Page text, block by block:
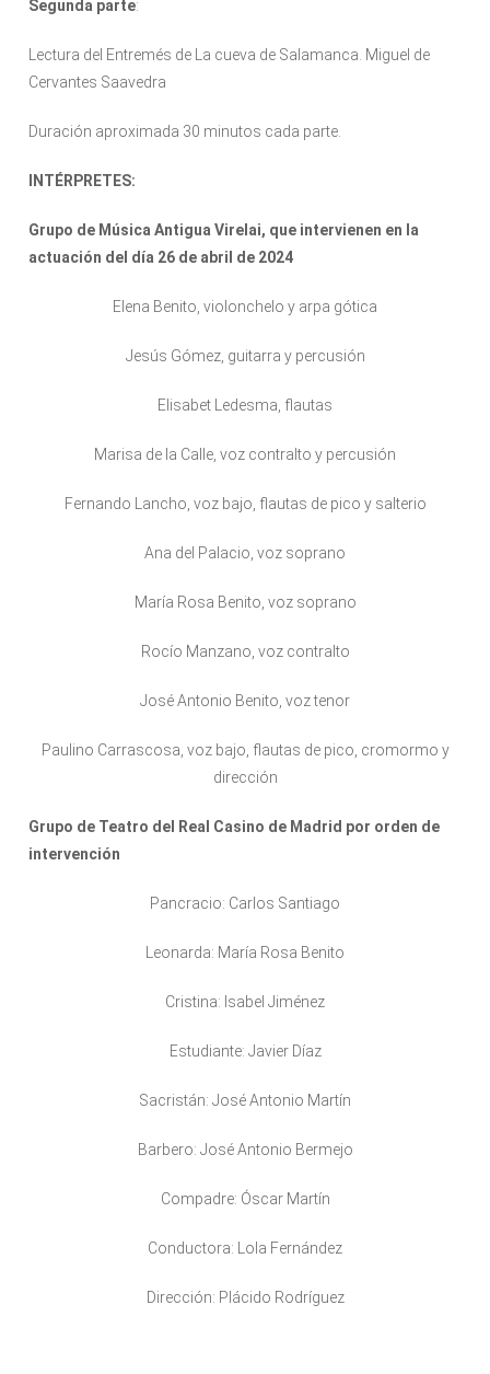
Segunda parte:
Lectura del Entremés de La cueva de Salamanca. Miguel de
Cervantes Saavedra
Duración aproximada 30 minutos cada parte.
INTÉRPRETES:
Grupo de Música Antigua Virelai, que intervienen en la
actuación del día 26 de abril de 2024
Elena Benito, violonchelo y arpa gótica
Jesús Gómez, guitarra y percusión
Elisabet Ledesma, flautas
Marisa de la Calle, voz contralto y percusión
Fernando Lancho, voz bajo, flautas de pico y salterio
Ana del Palacio, voz soprano
María Rosa Benito, voz soprano
Rocío Manzano, voz contralto
José Antonio Benito, voz tenor
Paulino Carrascosa, voz bajo, flautas de pico, cromormo y
dirección
Grupo de Teatro del Real Casino de Madrid por orden de
intervención
Pancracio: Carlos Santiago
Leonarda: María Rosa Benito
Cristina: Isabel Jiménez
Estudiante: Javier Díaz
Sacristán: José Antonio Martín
Barbero: José Antonio Bermejo
Compadre: Óscar Martín
Conductora: Lola Fernández
Dirección: Plácido Rodríguez